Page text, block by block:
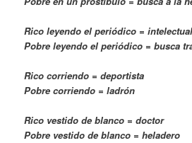
Rico leyendo el periódico = intelectual
Pobre leyendo el periódico = busca
Rico corriendo = deportista
Pobre corriendo = ladrón
Rico vestido de blanco = doctor
Pobre vestido de blanco = heladero